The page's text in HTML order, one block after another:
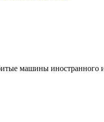
машины иностранного